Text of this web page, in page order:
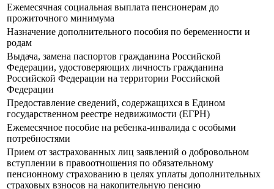
Ежемесячная социальная выплата пенсионерам до
прожиточного минимума
Назначение дополнительного пособия по беременности и
родам
Выдача, замена паспортов гражданина Российской
Федерации, удостоверяющих личность гражданина
Российской Федерации на территории Российской
Федерации
Предоставление сведений, содержащихся в Едином
государственном реестре недвижимости (ЕГРН)
Ежемесячное пособие на ребенка-инвалида с особыми
потребностями
Прием от застрахованных лиц заявлений о добровольном
вступлении в правоотношения по обязательному
пенсионному страхованию в целях уплаты дополнительных
страховых взносов на накопительную пенсию